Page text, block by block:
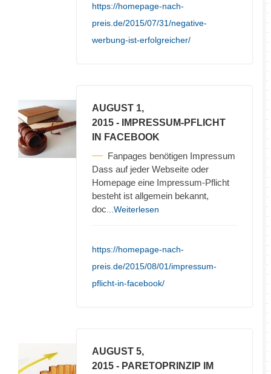
https://homepage-nach-
preis.de/2015/07/31/negative-
werbung-ist-erfolgreicher/
AUGUST 1,
2015 - IMPRESSUM-PFLICHT
IN FACEBOOK
Fanpages benötigen Impressum
Dass auf jeder Webseite oder
Homepage eine Impressum-Pflicht
besteht ist allgemein bekannt,
doc ...Weiterlesen
https://homepage-nach-
preis.de/2015/08/01/impressum-
pflicht-in-facebook/
AUGUST 5,
2015 - PARETOPRINZIP IM